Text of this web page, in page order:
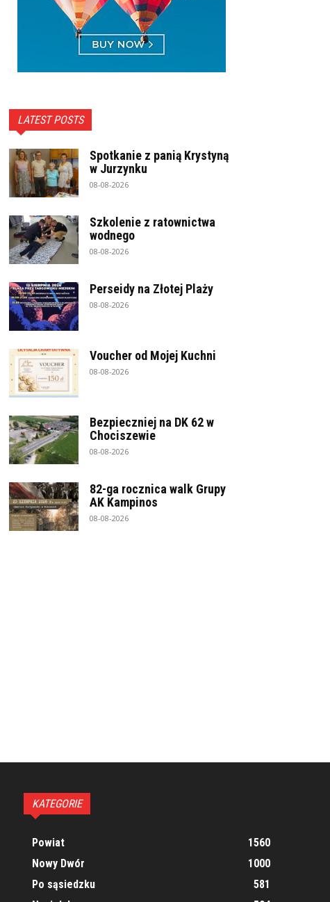
LATEST POSTS
Spotkanie z panią Krystyną
w Jurzynku
08-08-2026
Szkolenie z ratownictwa
wodnego
08-08-2026
Perseidy na Złotej Plaży
08-08-2026
Voucher od Mojej Kuchni
08-08-2026
Bezpieczniej na DK 62 w
Chociszewie
08-08-2026
82-ga rocznica walk Grupy
AK Kampinos
08-08-2026
KATEGORIE
Powiat
1560
Nowy Dwór
1000
Po sąsiedzku
581